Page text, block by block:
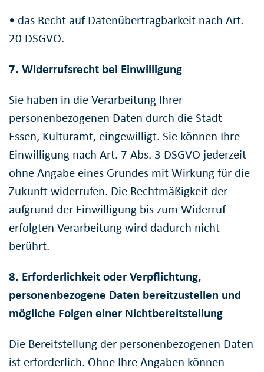
• das Recht auf Datenübertragbarkeit nach Art.
20 DSGVO.
7. Widerrufsrecht bei Einwilligung
Sie haben in die Verarbeitung Ihrer
personenbezogenen Daten durch die Stadt
Essen, Kulturamt, eingewilligt. Sie können Ihre
Einwilligung nach Art. 7 Abs. 3 DSGVO jederzeit
ohne Angabe eines Grundes mit Wirkung für die
Zukunft widerrufen. Die Rechtmäßigkeit der
aufgrund der Einwilligung bis zum Widerruf
erfolgten Verarbeitung wird dadurch nicht
berührt.
8. Erforderlichkeit oder Verpflichtung,
personenbezogene Daten bereitzustellen und
mögliche Folgen einer Nichtbereitstellung
Die Bereitstellung der personenbezogenen Daten
ist erforderlich. Ohne Ihre Angaben können